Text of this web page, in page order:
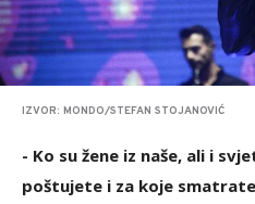
IZVOR: MONDO/STEFAN STOJANOVIĆ
- Ko su žene iz naše, ali i
poštujete i za koje